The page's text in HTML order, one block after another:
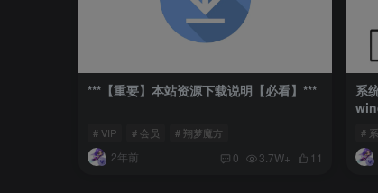
***【重要】本站资源下载说明【必看】***
# VIP # 会员 # 翔梦魔方
2年前 0 3.7W+ 11
系
#